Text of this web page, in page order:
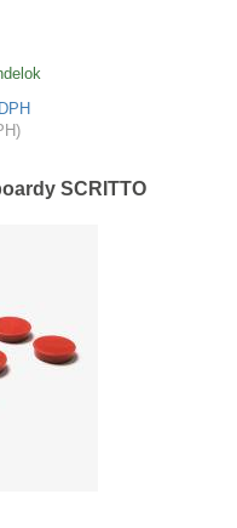
SCRITTO